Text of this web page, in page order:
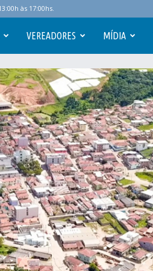
às 17:00hs.
VEREADORES MÍDIA